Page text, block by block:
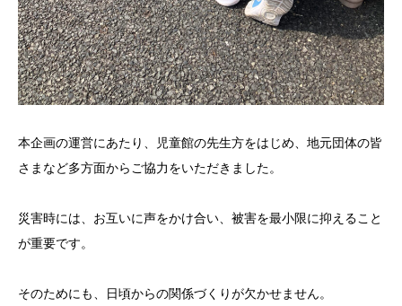
本企画の運営にあたり、児童館の先生方をはじめ、地元団体の皆
さまなど多方面からご協力をいただきました。
災害時には、お互いに声をかけ合い、被害を最小限に抑えること
が重要です。
そのためにも、日頃からの関係づくりが欠かせません。